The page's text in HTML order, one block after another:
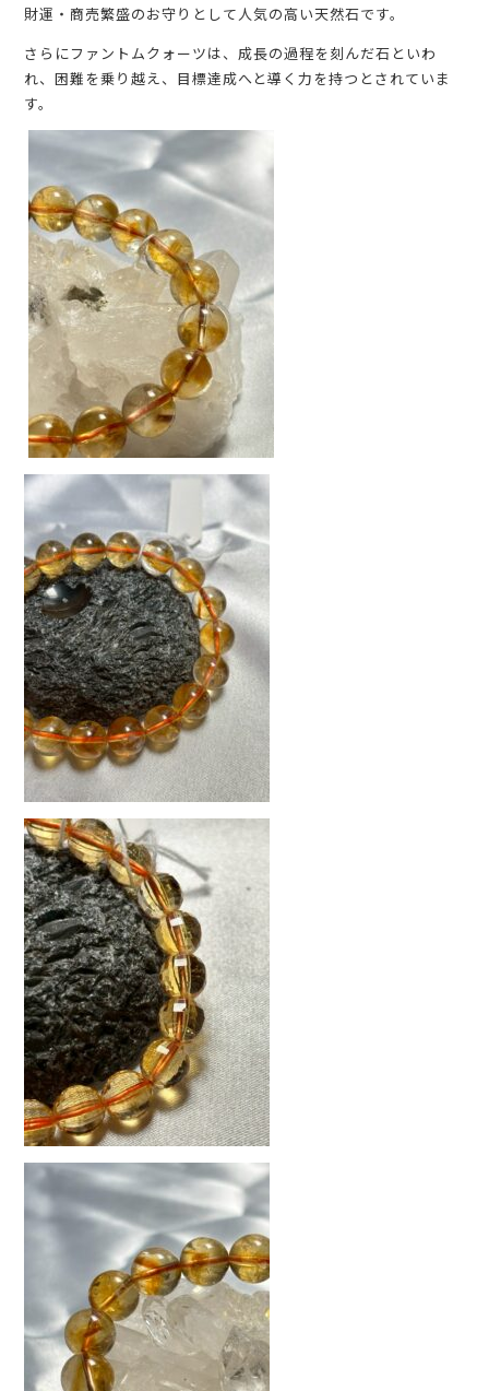
財運・商売繁盛のお守りとして人気の高い天然石です。
さらにファントムクォーツは、成長の過程を刻んだ石といわ
れ、困難を乗り越え、目標達成へと導く力を持つとされていま
す。